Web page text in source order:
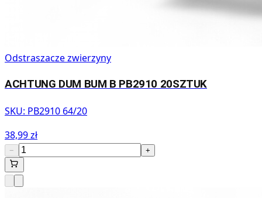
Odstraszacze zwierzyny
ACHTUNG DUM BUM B PB2910 20SZTUK
SKU: PB2910 64/20
38,99 zł
− +